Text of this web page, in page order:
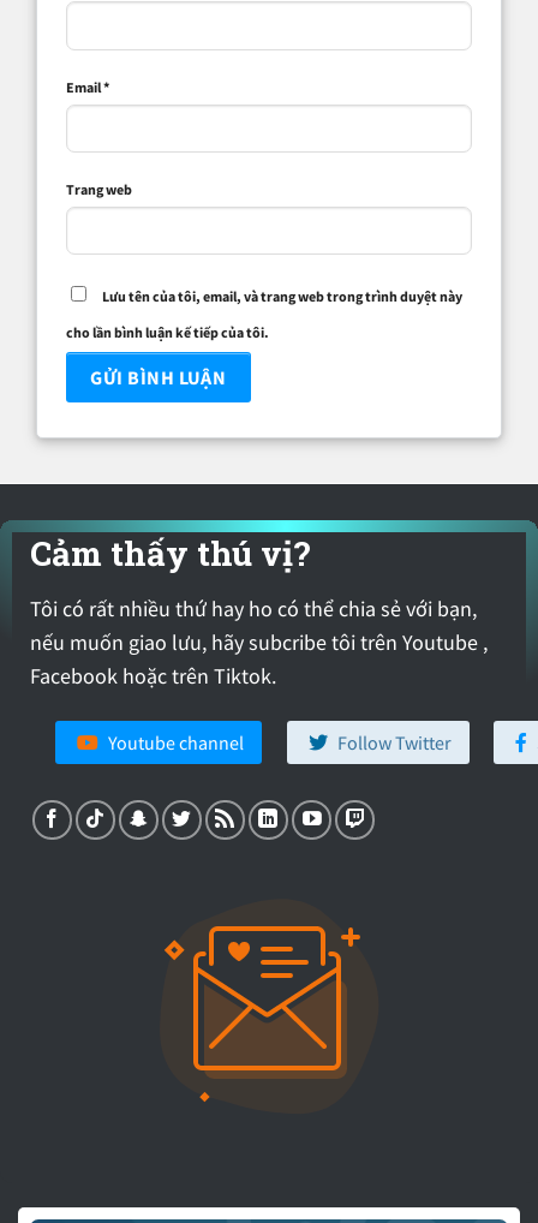
Email*
Trang web
Lưu tên của tôi, email, và trang web trong trình duyệt này
cho lần bình luận kế tiếp của tôi.
Cảm thấy thú vị?
Tôi có rất nhiều thứ hay ho có thể chia sẻ với bạn,
nếu muốn giao lưu, hãy subcribe tôi trên Youtube ,
Facebook hoặc trên Tiktok.
Youtube channel Follow Twitter